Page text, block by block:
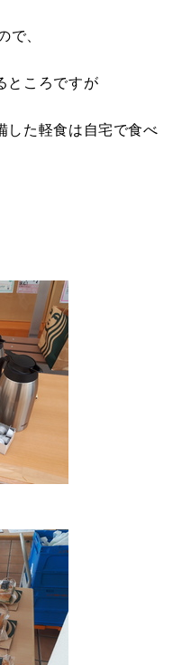
で、
ところですが
した軽食は自宅で食べ